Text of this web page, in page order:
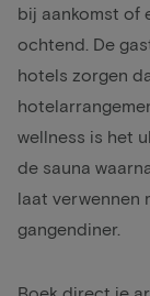
bij aankomst of
ochtend. De
hotels zorgen
wellness is het
de sauna
laat verwennen
gangendiner.